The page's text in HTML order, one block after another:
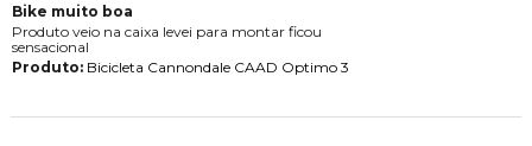
Bike muito boa
Produto veio na caixa levei para montar ficou
sensacional
Produto:Bicicleta Cannondale CAAD Optimo 3